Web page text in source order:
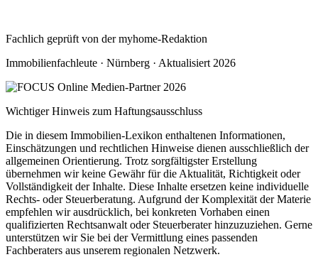
Fachlich geprüft von der myhome-Redaktion
Immobilienfachleute · Nürnberg · Aktualisiert 2026
Wichtiger Hinweis zum Haftungsausschluss
Die in diesem Immobilien-Lexikon enthaltenen Informationen,
Einschätzungen und rechtlichen Hinweise dienen ausschließlich der
allgemeinen Orientierung. Trotz sorgfältigster Erstellung
übernehmen wir keine Gewähr für die Aktualität, Richtigkeit oder
Vollständigkeit der Inhalte. Diese Inhalte ersetzen keine individuelle
Rechts- oder Steuerberatung. Aufgrund der Komplexität der Materie
empfehlen wir ausdrücklich, bei konkreten Vorhaben einen
qualifizierten Rechtsanwalt oder Steuerberater hinzuzuziehen. Gerne
unterstützen wir Sie bei der Vermittlung eines passenden
Fachberaters aus unserem regionalen Netzwerk.